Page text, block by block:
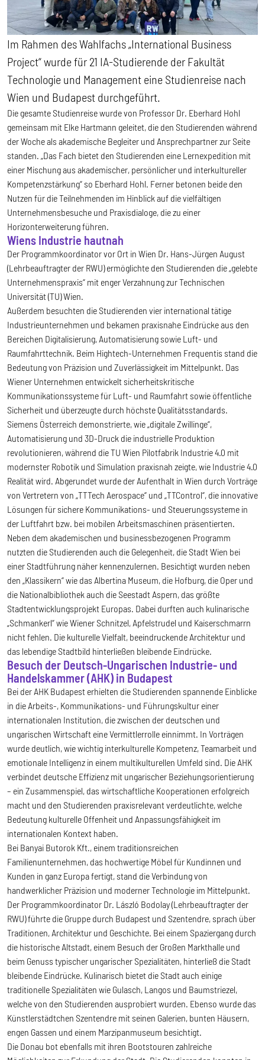
Im Rahmen des Wahlfachs „International Business
Project“ wurde für 21 IA-Studierende der Fakultät
Technologie und Management eine Studienreise nach
Wien und Budapest durchgeführt.
Die gesamte Studienreise wurde von Professor Dr. Eberhard Hohl
gemeinsam mit Elke Hartmann geleitet, die den Studierenden während
der Woche als akademische Begleiter und Ansprechpartner zur Seite
standen. „Das Fach bietet den Studierenden eine Lernexpedition mit
einer Mischung aus akademischer, persönlicher und interkultureller
Kompetenzstärkung“ so Eberhard Hohl. Ferner betonen beide den
Nutzen für die Teilnehmenden im Hinblick auf die vielfältigen
Unternehmensbesuche und Praxisdialoge, die zu einer
Horizonterweiterung führen.
Wiens Industrie hautnah
Der Programmkoordinator vor Ort in Wien Dr. Hans-Jürgen August
(Lehrbeauftragter der RWU) ermöglichte den Studierenden die „gelebte
Unternehmenspraxis“ mit enger Verzahnung zur Technischen
Universität (TU) Wien.
Außerdem besuchten die Studierenden vier international tätige
Industrieunternehmen und bekamen praxisnahe Eindrücke aus den
Bereichen Digitalisierung, Automatisierung sowie Luft- und
Raumfahrttechnik. Beim Hightech-Unternehmen Frequentis stand die
Bedeutung von Präzision und Zuverlässigkeit im Mittelpunkt. Das
Wiener Unternehmen entwickelt sicherheitskritische
Kommunikationssysteme für Luft- und Raumfahrt sowie öffentliche
Sicherheit und überzeugte durch höchste Qualitätsstandards.
Siemens Österreich demonstrierte, wie „digitale Zwillinge“,
Automatisierung und 3D-Druck die industrielle Produktion
revolutionieren, während die TU Wien Pilotfabrik Industrie 4.0 mit
modernster Robotik und Simulation praxisnah zeigte, wie Industrie 4.0
Realität wird. Abgerundet wurde der Aufenthalt in Wien durch Vorträge
von Vertretern von „TTTech Aerospace“ und „TTControl“, die innovative
Lösungen für sichere Kommunikations- und Steuerungssysteme in
der Luftfahrt bzw. bei mobilen Arbeitsmaschinen präsentierten.
Neben dem akademischen und businessbezogenen Programm
nutzten die Studierenden auch die Gelegenheit, die Stadt Wien bei
einer Stadtführung näher kennenzulernen. Besichtigt wurden neben
den „Klassikern“ wie das Albertina Museum, die Hofburg, die Oper und
die Nationalbibliothek auch die Seestadt Aspern, das größte
Stadtentwicklungsprojekt Europas. Dabei durften auch kulinarische
„Schmankerl“ wie Wiener Schnitzel, Apfelstrudel und Kaiserschmarrn
nicht fehlen. Die kulturelle Vielfalt, beeindruckende Architektur und
das lebendige Stadtbild hinterließen bleibende Eindrücke.
Besuch der Deutsch-Ungarischen Industrie- und
Handelskammer (AHK) in Budapest
Bei der AHK Budapest erhielten die Studierenden spannende Einblicke
in die Arbeits-, Kommunikations- und Führungskultur einer
internationalen Institution, die zwischen der deutschen und
ungarischen Wirtschaft eine Vermittlerrolle einnimmt. In Vorträgen
wurde deutlich, wie wichtig interkulturelle Kompetenz, Teamarbeit und
emotionale Intelligenz in einem multikulturellen Umfeld sind. Die AHK
verbindet deutsche Effizienz mit ungarischer Beziehungsorientierung
– ein Zusammenspiel, das wirtschaftliche Kooperationen erfolgreich
macht und den Studierenden praxisrelevant verdeutlichte, welche
Bedeutung kulturelle Offenheit und Anpassungsfähigkeit im
internationalen Kontext haben.
Bei Banyai Butorok Kft., einem traditionsreichen
Familienunternehmen, das hochwertige Möbel für Kundinnen und
Kunden in ganz Europa fertigt, stand die Verbindung von
handwerklicher Präzision und moderner Technologie im Mittelpunkt.
Der Programmkoordinator Dr. László Bodolay (Lehrbeauftragter der
RWU) führte die Gruppe durch Budapest und Szentendre, sprach über
Traditionen, Architektur und Geschichte. Bei einem Spaziergang durch
die historische Altstadt, einem Besuch der Großen Markthalle und
beim Genuss typischer ungarischer Spezialitäten, hinterließ die Stadt
bleibende Eindrücke. Kulinarisch bietet die Stadt auch einige
traditionelle Spezialitäten wie Gulasch, Langos und Baumstriezel,
welche von den Studierenden ausprobiert wurden. Ebenso wurde das
Künstlerstädtchen Szentendre mit seinen Galerien, bunten Häusern,
engen Gassen und einem Marzipanmuseum besichtigt.
Die Donau bot ebenfalls mit ihren Bootstouren zahlreiche